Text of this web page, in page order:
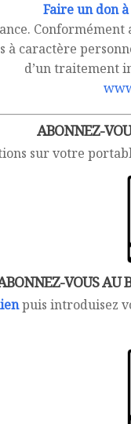
Faire un don à
à caractère
d’un traitement
ABONNEZ-
sur votre
VOUS AU
puis introduisez